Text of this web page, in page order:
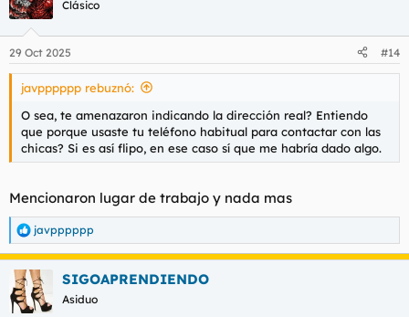
Clásico
29 Oct 2025 #14
javpppppp rebuznó:
O sea, te amenazaron indicando la dirección real? Entiendo
que porque usaste tu teléfono habitual para contactar con las
chicas? Si es así flipo, en ese caso sí que me habría dado algo.
Mencionaron lugar de trabajo y nada mas
R
e
a
c
c
i
javpppppp
SIGOAPRENDIENDO
Asiduo